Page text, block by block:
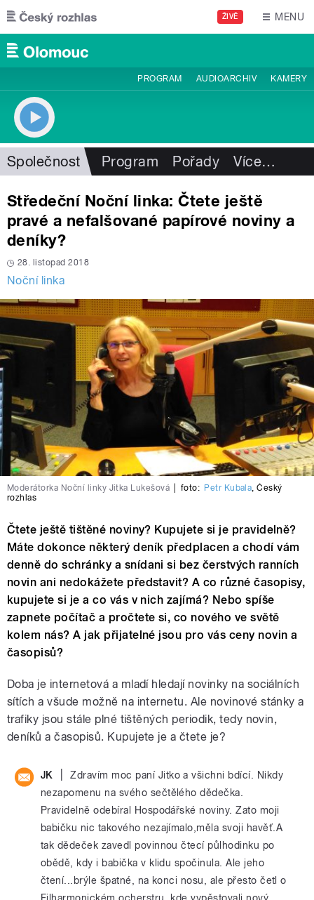
Přejít k hlavnímu obsahu
ŽIVĚ MENU
PROGRAM AUDIOARCHIV KAMERY
Společnost Program Pořady Více…
Středeční Noční linka: Čtete ještě
pravé a nefalšované papírové noviny a
deníky?
28. listopad 2018
Noční linka
Moderátorka Noční linky Jitka Lukešová foto: Petr Kubala,Český
rozhlas
Čtete ještě tištěné noviny? Kupujete si je pravidelně?
Máte dokonce některý deník předplacen a chodí vám
denně do schránky a snídani si bez čerstvých ranních
novin ani nedokážete představit? A co různé časopisy,
kupujete si je a co vás v nich zajímá? Nebo spíše
zapnete počítač a pročtete si, co nového ve světě
kolem nás? A jak přijatelné jsou pro vás ceny novin a
časopisů?
Doba je internetová a mladí hledají novinky na sociálních
sítích a všude možně na internetu. Ale novinové stánky a
trafiky jsou stále plné tištěných periodik, tedy novin,
deníků a časopisů. Kupujete je a čtete je?
JK
Zdravím moc paní Jitko a všichni bdící. Nikdy
nezapomenu na svého sečtělého dědečka.
Pravidelně odebíral Hospodářské noviny. Zato moji
babičku nic takového nezajímalo,měla svoji havěť.A
tak dědeček zavedl povinnou čtecí půlhodinku po
obědě, kdy i babička v klidu spočinula. Ale jeho
čtení...brýle špatné, na konci nosu, ale přesto četl o
Filharmonickém ocherstru, kde vypěstovali nový